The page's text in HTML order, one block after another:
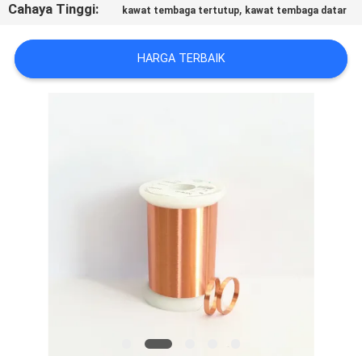
REQUEST
SUATU
Cahaya Tinggi: kawat tembaga tertutup, kawat tembaga datar
HARGA TERBAIK